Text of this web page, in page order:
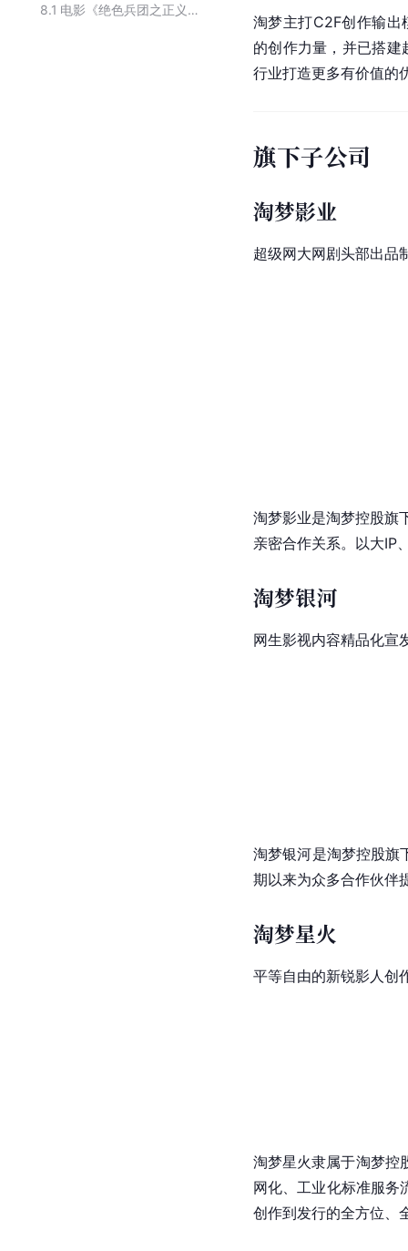
8.1
电影《绝色兵团之正义结盟》的出品单位
淘梦主打C2F创作输
的创作力量，并已搭
行业打造更多有价值的
旗下子公司
淘梦影业
超级网大网剧头部出品
淘梦影业是淘梦控股旗
亲密合作关系。以大IP
淘梦银河
网生影视内容精品化宣
淘梦银河是淘梦控股旗
期以来为众多合作伙伴
淘梦星火
平等自由的新锐影人创
淘梦星火隶属于淘梦控
网化、工业化标准服务
创作到发行的全方位、